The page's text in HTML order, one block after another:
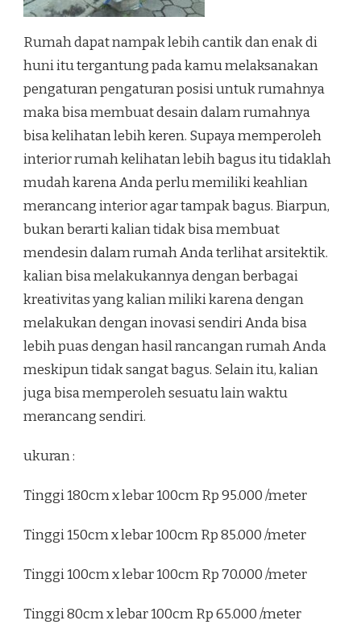
Rumah dapat nampak lebih cantik dan enak di
huni itu tergantung pada kamu melaksanakan
pengaturan pengaturan posisi untuk rumahnya
maka bisa membuat desain dalam rumahnya
bisa kelihatan lebih keren. Supaya memperoleh
interior rumah kelihatan lebih bagus itu tidaklah
mudah karena Anda perlu memiliki keahlian
merancang interior agar tampak bagus. Biarpun,
bukan berarti kalian tidak bisa membuat
mendesin dalam rumah Anda terlihat arsitektik.
kalian bisa melakukannya dengan berbagai
kreativitas yang kalian miliki karena dengan
melakukan dengan inovasi sendiri Anda bisa
lebih puas dengan hasil rancangan rumah Anda
meskipun tidak sangat bagus. Selain itu, kalian
juga bisa memperoleh sesuatu lain waktu
merancang sendiri.
ukuran :
Tinggi 180cm x lebar 100cm Rp 95.000 /meter
Tinggi 150cm x lebar 100cm Rp 85.000 /meter
Tinggi 100cm x lebar 100cm Rp 70.000 /meter
Tinggi 80cm x lebar 100cm Rp 65.000 /meter